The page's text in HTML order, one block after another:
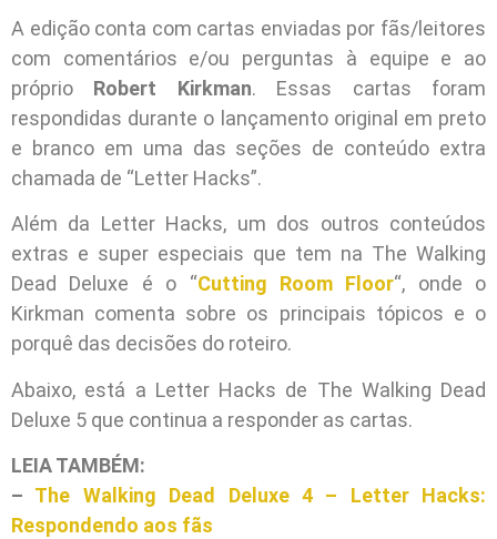
A edição conta com cartas enviadas por fãs/leitores
com comentários e/ou perguntas à equipe e ao
próprio Robert Kirkman. Essas cartas foram
respondidas durante o lançamento original em preto
e branco em uma das seções de conteúdo extra
chamada de “Letter Hacks”.
Além da Letter Hacks, um dos outros conteúdos
extras e super especiais que tem na The Walking
Dead Deluxe é o “Cutting Room Floor“, onde o
Kirkman comenta sobre os principais tópicos e o
porquê das decisões do roteiro.
Abaixo, está a Letter Hacks de The Walking Dead
Deluxe 5 que continua a responder as cartas.
LEIA TAMBÉM:
– The Walking Dead Deluxe 4 – Letter Hacks:
Respondendo aos fãs